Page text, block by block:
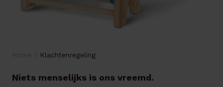
Klachtenregeling
Niets menselijks is ons vreemd.